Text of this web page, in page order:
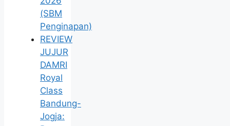
(SBM
Penginapan)
REVIEW
JUJUR
DAMRI
Royal
Class
Bandung-
Jogja: